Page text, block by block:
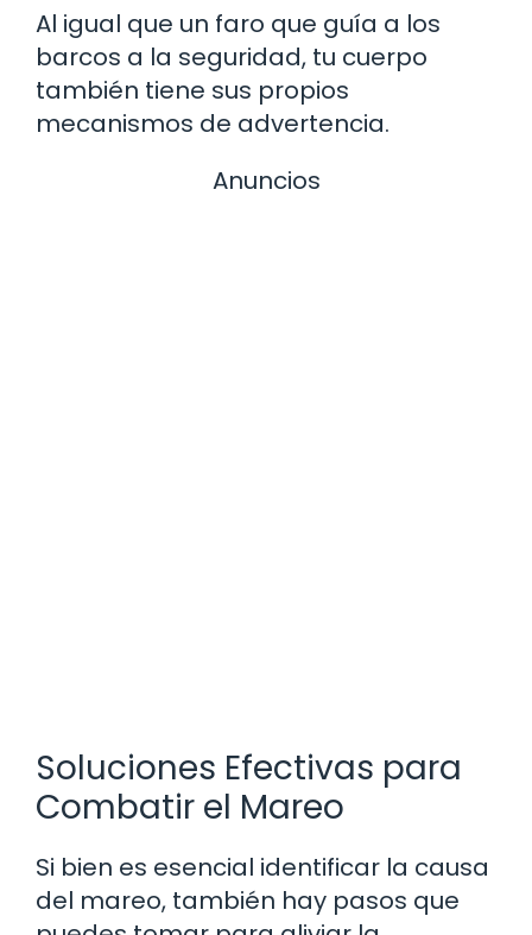
Al igual que un faro que guía a los
barcos a la seguridad, tu cuerpo
también tiene sus propios
mecanismos de advertencia.
Anuncios
Soluciones Efectivas para
Combatir el Mareo
Si bien es esencial identificar la causa
del mareo, también hay pasos que